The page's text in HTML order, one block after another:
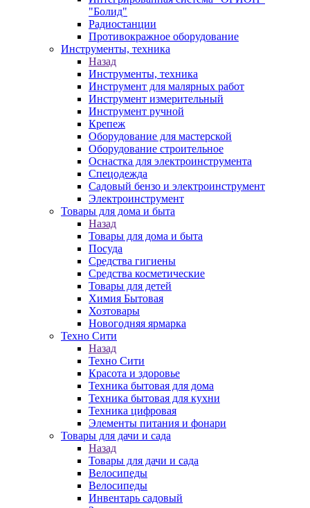
"Болид"
Радиостанции
Противокражное оборудование
Инструменты, техника
Назад
Инструменты, техника
Инструмент для малярных работ
Инструмент измерительный
Инструмент ручной
Крепеж
Оборудование для мастерской
Оборудование строительное
Оснастка для электроинструмента
Спецодежда
Садовый бензо и электроинструмент
Электроинструмент
Товары для дома и быта
Назад
Товары для дома и быта
Посуда
Средства гигиены
Средства косметические
Товары для детей
Химия Бытовая
Хозтовары
Новогодняя ярмарка
Техно Сити
Назад
Техно Сити
Красота и здоровье
Техника бытовая для дома
Техника бытовая для кухни
Техника цифровая
Элементы питания и фонари
Товары для дачи и сада
Назад
Товары для дачи и сада
Велосипеды
Велосипеды
Инвентарь садовый